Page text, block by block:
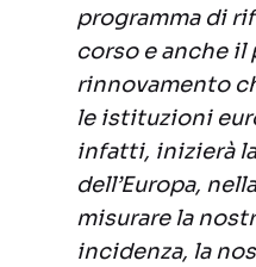
programma di
corso e anche il
rinnovamento
le istituzioni
infatti, inizierà
dell’Europa,
misurare la
incidenza, la